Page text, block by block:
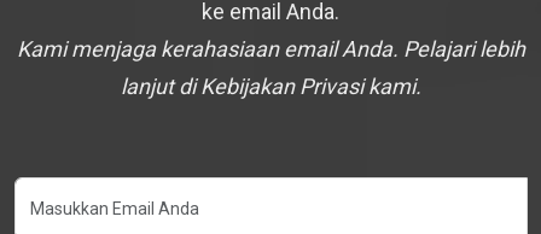
ke email Anda.
Kami menjaga kerahasiaan email Anda. Pelajari lebih
lanjut di Kebijakan Privasi kami.